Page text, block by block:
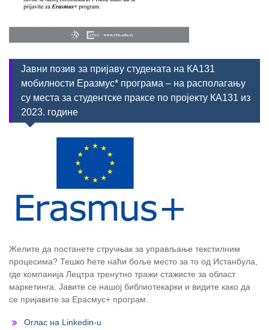
Јавни позив за пријаву студената на КА131
мобилности Еразмус* програма – на располагању
су места за студентске праксе по пројекту КА131 из
2023. године
Желите да постанете стручњак за управљање текстилним
процесима? Тешко ћете наћи боље место за то од Истанбула,
где компанија Лецтра тренутно тражи стажисте за област
маркетинга. Јавите се нашој библиотекарки и видите како да
се пријавите за Ерасмус+ програм.
Оглас на Linkedin-u